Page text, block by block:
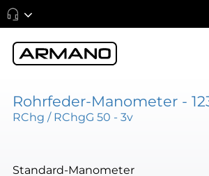
Rohrfeder-Manometer -
RChg / RChgG 50 - 3v
Standard-Manometer